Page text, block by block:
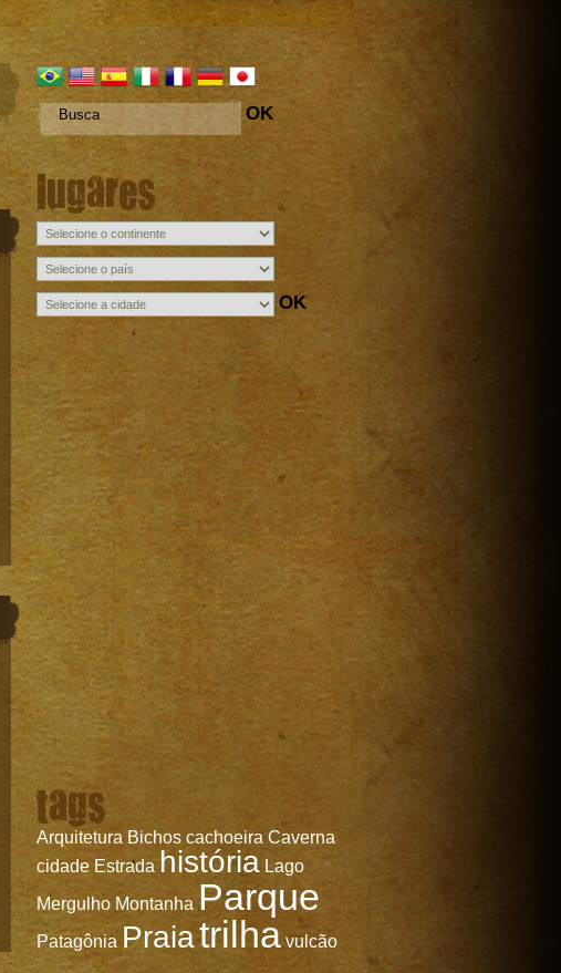
OK
lugares
OK
tags
Arquitetura Bichos cachoeira Caverna
cidade Estrada história Lago
Mergulho Montanha Parque
Patagônia Praiatrilha vulcão